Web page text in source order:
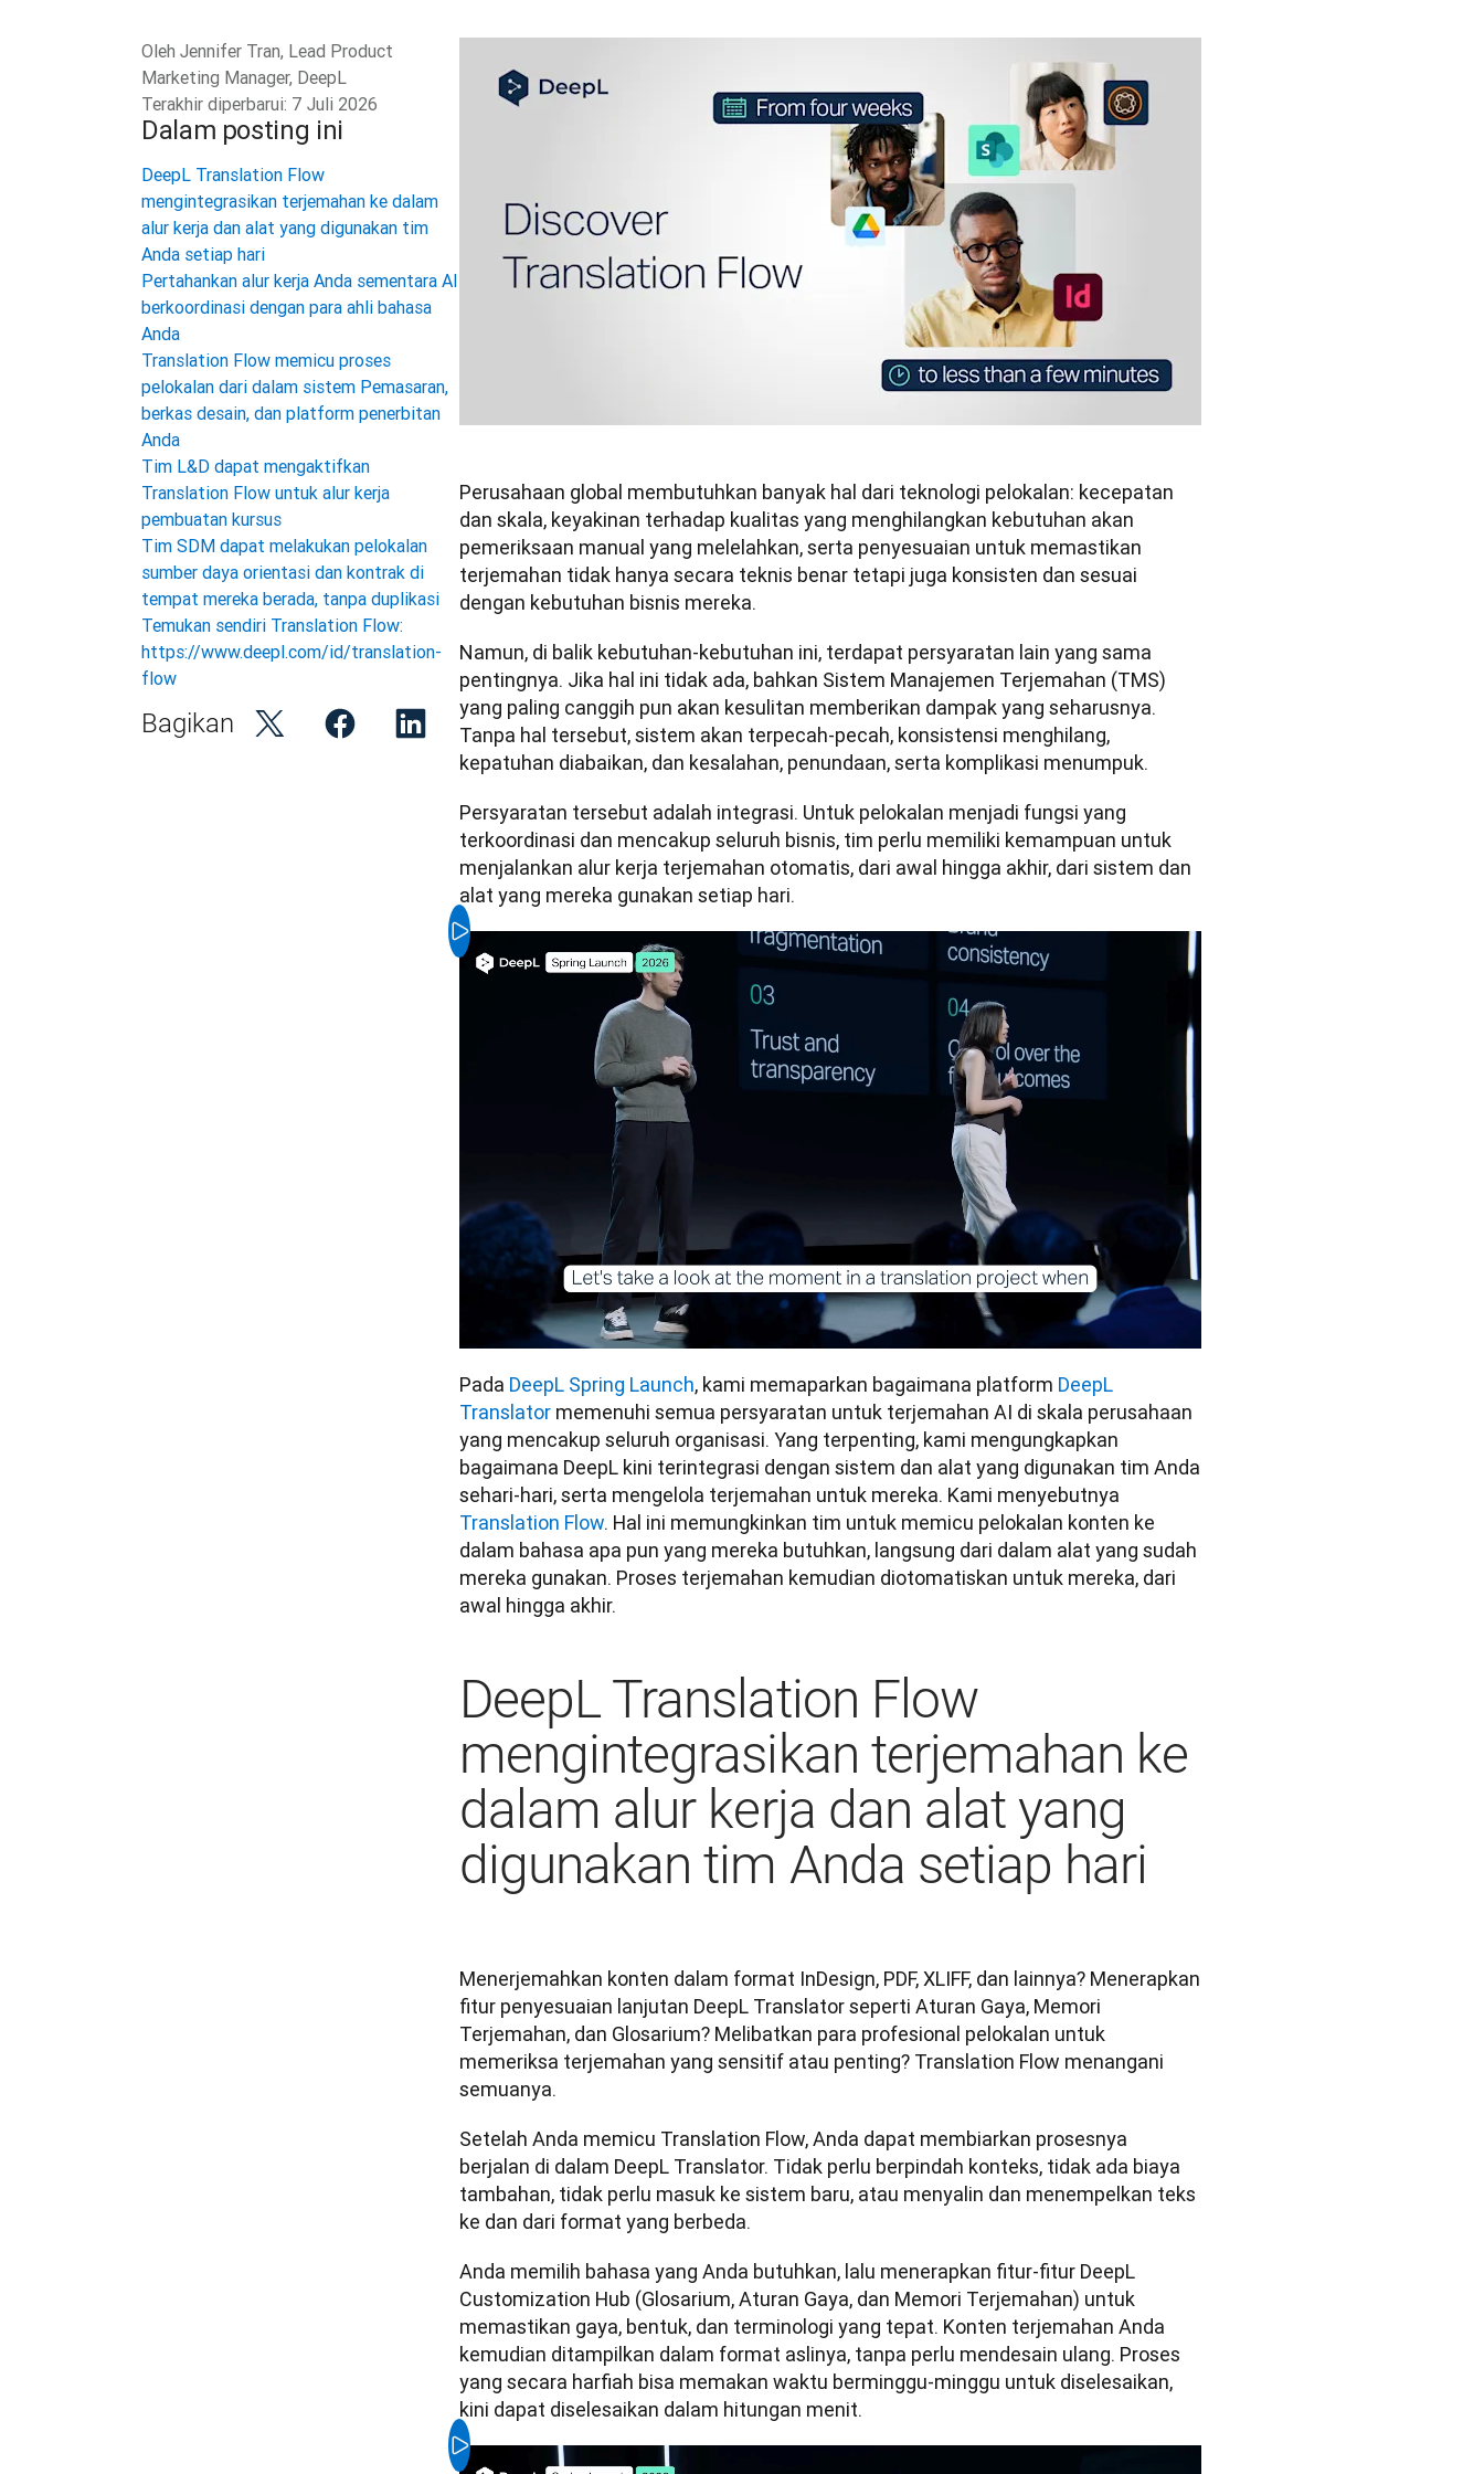
Perusahaan global membutuhkan banyak hal dari teknologi pelokalan: kecepatan
dan skala, keyakinan terhadap kualitas yang menghilangkan kebutuhan akan
pemeriksaan manual yang melelahkan, serta penyesuaian untuk memastikan
terjemahan tidak hanya secara teknis benar tetapi juga konsisten dan sesuai
dengan kebutuhan bisnis mereka.
Namun, di balik kebutuhan-kebutuhan ini, terdapat persyaratan lain yang sama
pentingnya. Jika hal ini tidak ada, bahkan Sistem Manajemen Terjemahan (TMS)
yang paling canggih pun akan kesulitan memberikan dampak yang seharusnya.
Tanpa hal tersebut, sistem akan terpecah-pecah, konsistensi menghilang,
kepatuhan diabaikan, dan kesalahan, penundaan, serta komplikasi menumpuk.
Persyaratan tersebut adalah integrasi. Untuk pelokalan menjadi fungsi yang
terkoordinasi dan mencakup seluruh bisnis, tim perlu memiliki kemampuan untuk
menjalankan alur kerja terjemahan otomatis, dari awal hingga akhir, dari sistem dan
Pada DeepL Spring Launch, kami memaparkan bagaimana platform DeepL
Translator memenuhi semua persyaratan untuk terjemahan AI di skala perusahaan
yang mencakup seluruh organisasi. Yang terpenting, kami mengungkapkan
bagaimana DeepL kini terintegrasi dengan sistem dan alat yang digunakan tim Anda
Translation Flow. Hal ini memungkinkan tim untuk memicu pelokalan konten ke
dalam bahasa apa pun yang mereka butuhkan, langsung dari dalam alat yang sudah
mereka gunakan. Proses terjemahan kemudian diotomatiskan untuk mereka, dari
awal hingga akhir.
DeepL Translation Flow
mengintegrasikan terjemahan ke
dalam alur kerja dan alat yang
digunakan tim Anda setiap hari
Menerjemahkan konten dalam format InDesign, PDF, XLIFF, dan lainnya? Menerapkan
fitur penyesuaian lanjutan DeepL Translator seperti Aturan Gaya, Memori
Terjemahan, dan Glosarium? Melibatkan para profesional pelokalan untuk
memeriksa terjemahan yang sensitif atau penting? Translation Flow menangani
semuanya.
Setelah Anda memicu Translation Flow, Anda dapat membiarkan prosesnya
berjalan di dalam DeepL Translator. Tidak perlu berpindah konteks, tidak ada biaya
tambahan, tidak perlu masuk ke sistem baru, atau menyalin dan menempelkan teks
ke dan dari format yang berbeda.
Anda memilih bahasa yang Anda butuhkan, lalu menerapkan fitur-fitur DeepL
Customization Hub (Glosarium, Aturan Gaya, dan Memori Terjemahan) untuk
memastikan gaya, bentuk, dan terminologi yang tepat. Konten terjemahan Anda
kemudian ditampilkan dalam format aslinya, tanpa perlu mendesain ulang. Proses
yang secara harfiah bisa memakan waktu berminggu-minggu untuk diselesaikan,
Oleh Jennifer Tran, Lead Product
Marketing Manager, DeepL
Terakhir diperbarui: 7 Juli 2026
Dalam posting ini
DeepL Translation Flow
mengintegrasikan terjemahan ke dalam
alur kerja dan alat yang digunakan tim
Anda setiap hari
Pertahankan alur kerja Anda sementara AI
berkoordinasi dengan para ahli bahasa
Anda
Translation Flow memicu proses
pelokalan dari dalam sistem Pemasaran,
berkas desain, dan platform penerbitan
Anda
Tim L&D dapat mengaktifkan
Translation Flow untuk alur kerja
pembuatan kursus
Tim SDM dapat melakukan pelokalan
sumber daya orientasi dan kontrak di
tempat mereka berada, tanpa duplikasi
Temukan sendiri Translation Flow:
https://www.deepl.com/id/translation-
flow
Bagikan